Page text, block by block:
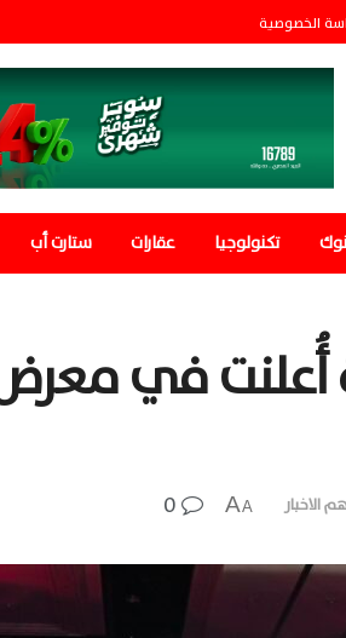
الخصوصية
تكنولوجيا عقارات ستارت أب
الاخبار A
A